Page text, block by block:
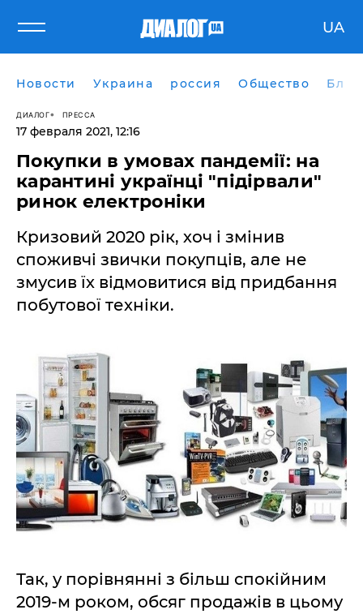
UA
Новости Украина россия Общество
ДИАЛОГ ПРЕССА
17 февраля 2021, 12:16
Покупки в умовах пандемії: на
карантині українці "підірвали"
ринок електроніки
Кризовий 2020 рік, хоч і змінив
споживчі звички покупців, але не
змусив їх відмовитися від придбання
побутової техніки.
Так, у порівнянні з більш спокійним
2019-м роком, обсяг продажів в цьому